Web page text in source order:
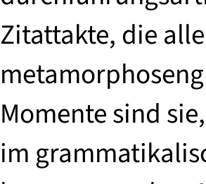
Zitattakte, die
Momente sind
im